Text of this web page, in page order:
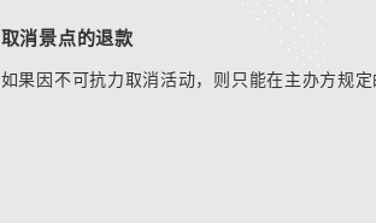
取消景点的退款
如果因不可抗力取消活动，则只能在主办方规定